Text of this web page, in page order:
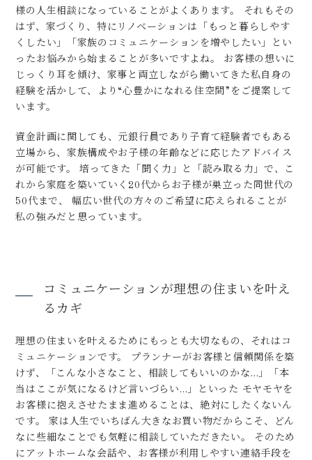
様の人生相談になっていることがよくあります。 それもその
はず、家づくり、特にリノベーションは「もっと暮らしやす
くしたい」「家族のコミュニケーションを増やしたい」とい
ったお悩みから始まることが多いですよね。 お客様の想いに
じっくり耳を傾け、家事と両立しながら働いてきた私自身の
経験を活かして、より“心豊かになれる住空間”をご提案して
います。
資金計画に関しても、元銀行員であり子育て経験者でもある
立場から、家族構成やお子様の年齢などに応じたアドバイス
が可能です。 培ってきた「聞く力」と「読み取る力」で、こ
れから家庭を築いていく20代からお子様が巣立った同世代の
50代まで、 幅広い世代の方々のご希望に応えられることが
私の強みだと思っています。
コミュニケーションが理想の住まいを叶え
るカギ
理想の住まいを叶えるためにもっとも大切なもの、それはコ
ミュニケーションです。 プランナーがお客様と信頼関係を築
けず、「こんな小さなこと、相談してもいいのかな…」「本
当はここが気になるけど言いづらい…」といった モヤモヤを
お客様に抱えさせたまま進めることは、絶対にしたくないん
です。 家は人生でいちばん大きなお買い物だからこそ、どん
なに些細なことでも気軽に相談していただきたい。 そのため
にアットホームな会話や、お客様が利用しやすい連絡手段を